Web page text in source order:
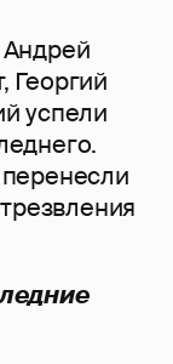
Георгий
успели